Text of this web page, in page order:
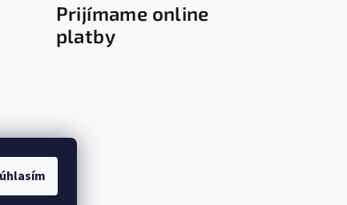
Prijímame online
platby